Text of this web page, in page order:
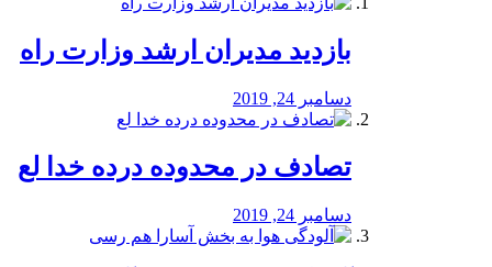
بازدید مدیران ارشد وزارت راه
دسامبر 24, 2019
تصادف در محدوده درده خدا لع
دسامبر 24, 2019